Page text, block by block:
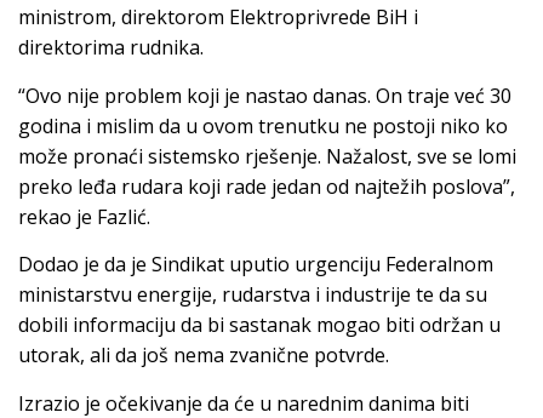
ministrom, direktorom Elektroprivrede BiH i
direktorima rudnika.
“Ovo nije problem koji je nastao danas. On traje već 30
godina i mislim da u ovom trenutku ne postoji niko ko
može pronaći sistemsko rješenje. Nažalost, sve se lomi
preko leđa rudara koji rade jedan od najtežih poslova”,
rekao je Fazlić.
Dodao je da je Sindikat uputio urgenciju Federalnom
ministarstvu energije, rudarstva i industrije te da su
dobili informaciju da bi sastanak mogao biti održan u
utorak, ali da još nema zvanične potvrde.
Izrazio je očekivanje da će u narednim danima biti